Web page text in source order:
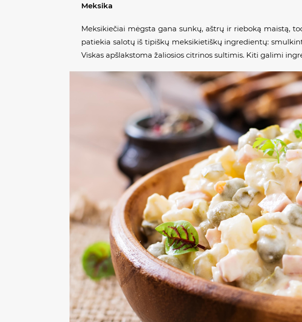
Meksika
Meksikiečiai mėgsta gana sunkų, aštrų ir rieboką maistą,
patiekia salotų iš tipiškų meksikietiškų ingredientų:
Viskas apšlakstoma žaliosios citrinos sultimis. Kiti galimi